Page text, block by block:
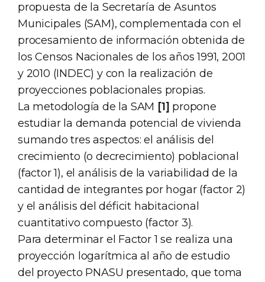
propuesta de la Secretaría de Asuntos
Municipales (SAM), complementada con el
procesamiento de información obtenida de
los Censos Nacionales de los años 1991, 2001
y 2010 (INDEC) y con la realización de
proyecciones poblacionales propias.
La metodología de la SAM [1] propone
estudiar la demanda potencial de vivienda
sumando tres aspectos: el análisis del
crecimiento (o decrecimiento) poblacional
(factor 1), el análisis de la variabilidad de la
cantidad de integrantes por hogar (factor 2)
y el análisis del déficit habitacional
cuantitativo compuesto (factor 3).
Para determinar el Factor 1 se realiza una
proyección logarítmica al año de estudio
del proyecto PNASU presentado, que toma